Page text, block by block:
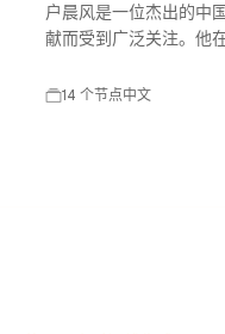
户晨风是一位杰出的中
献而受到广泛关注。他
14 个节点中文